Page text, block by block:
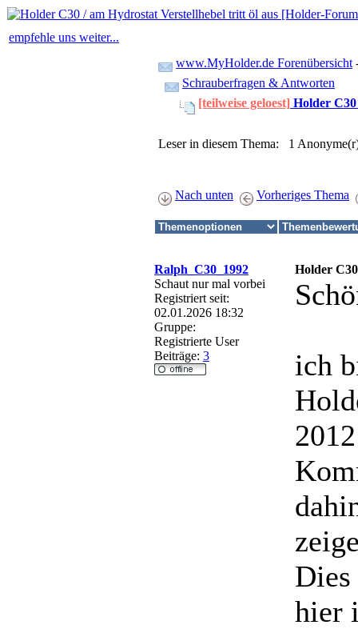
empfehle uns weiter...
www.MyHolder.de Forenübersicht
Schrauberfragen & Antworten
[teilweise geloest] Holder
Leser in diesem Thema: 1
Nach unten Vorheriges Thema
Ralph_C30_1992
Holder
Schaut nur mal vorbei
Registriert seit:
02.01.2026 18:32
Gruppe:
Registrierte User
Beiträge: 3
ich
hier